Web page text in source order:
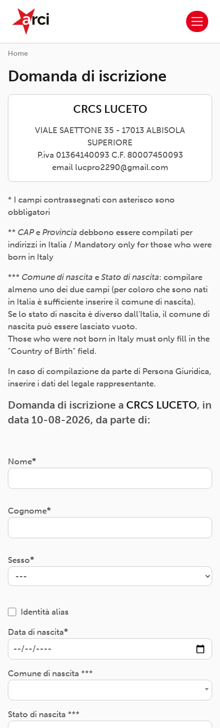
Salta al contenuto principale
ARCI APS
Home
Domanda di iscrizione
CRCS LUCETO
VIALE SAETTONE 35 - 17013 ALBISOLA
SUPERIORE
P.iva 01364140093 C.F. 80007450093
email lucpro2290@gmail.com
* I campi contrassegnati con asterisco sono
obbligatori
** CAPe Provincia debbono essere compilati per
indirizzi in Italia / Mandatory only for those who were
born in Italy
*** Comune di nascita e Stato di nascita: compilare
almeno uno dei due campi (per coloro che sono nati
in Italia è sufficiente inserire il comune di nascita).
Se lo stato di nascita è diverso dall'Italia, il comune di
nascita può essere lasciato vuoto.
Those who were not born in Italy must only fill in the
"Country of Birth" field.
In caso di compilazione da parte di Persona Giuridica,
inserire i dati del legale rappresentante.
Domanda di iscrizione a CRCS LUCETO, in
data 10-08-2026, da parte di:
Nome
Cognome
Sesso
Identità alias
Data di nascita
Comune di nascita ***
Stato di nascita ***